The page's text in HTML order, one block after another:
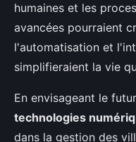
humaines et les
avancées pourraient
l'automatisation et
simplifieraient la vie
En envisageant le
technologies
dans la gestion des